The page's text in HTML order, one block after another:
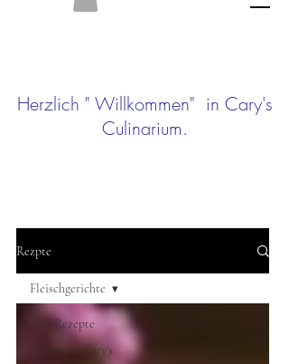
Herzlich " Willkommen" in Cary's
Culinarium.
Rezpte
Alle Rezepte
Neues aus Cary's
Fleischgerichte